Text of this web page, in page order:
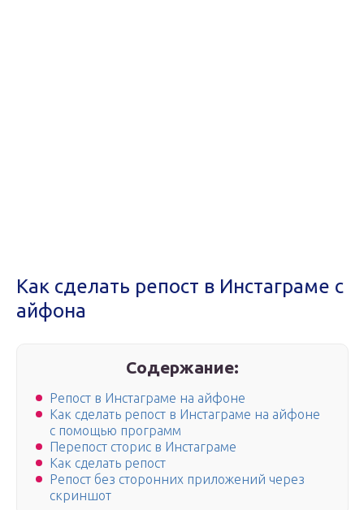
Как сделать репост в Инстаграме с
айфона
Содержание:
Репост в Инстаграме на айфоне
Как сделать репост в Инстаграме на айфоне
с помощью программ
Перепост сторис в Инстаграме
Как сделать репост
Репост без сторонних приложений через
скриншот